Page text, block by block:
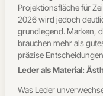
Projektionsfläche für
2026 wird jedoch
grundlegend. Marken,
brauchen mehr als
präzise
Leder als Material:
Was Leder